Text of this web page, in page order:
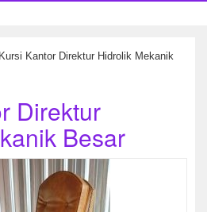
Kantor Direktur Hidrolik Mekanik
Direktur
Besar